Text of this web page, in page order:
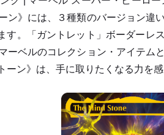
ン》には、３種類のバージョン違
す。「ガントレット」ボーダーレ
ーベルのコレクション・アイテ
ーン》は、手に取りたくなる力を